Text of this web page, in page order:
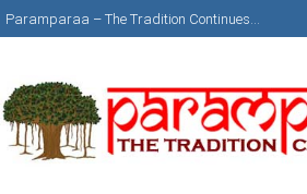
Paramparaa – The Tradition Continues…